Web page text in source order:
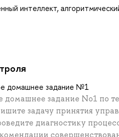
интеллект,
домашнее задание №1
домашнее задание No1 по
задачу принятия
диагностику